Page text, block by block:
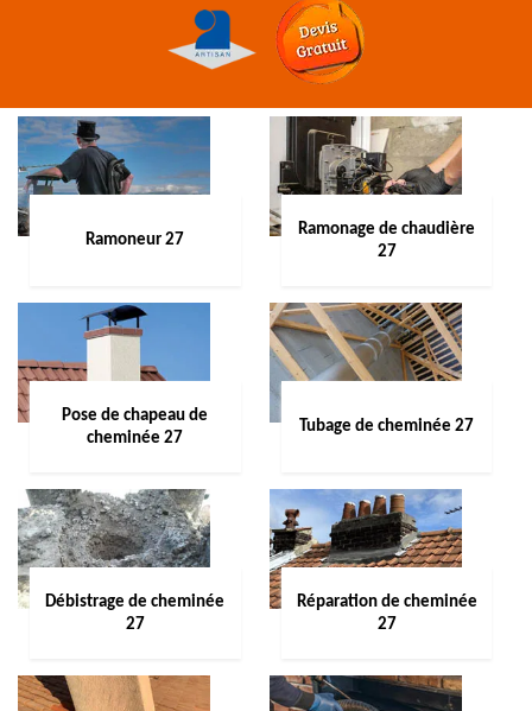
Ramoneur 27
Ramonage de chaudière
27
Pose de chapeau de
cheminée 27
Tubage de cheminée 27
Débistrage de cheminée
27
Réparation de cheminée
27